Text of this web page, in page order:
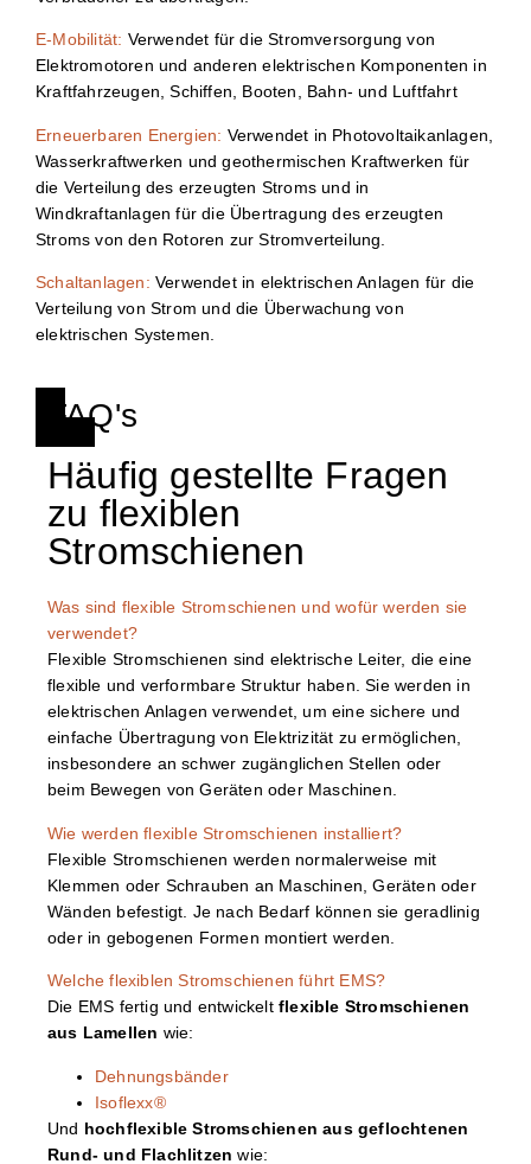
E-Mobilität: Verwendet für die Stromversorgung von
Elektromotoren und anderen elektrischen Komponenten in
Kraftfahrzeugen, Schiffen, Booten, Bahn- und Luftfahrt
Erneuerbaren Energien: Verwendet in Photovoltaikanlagen,
Wasserkraftwerken und geothermischen Kraftwerken für
die Verteilung des erzeugten Stroms und in
Windkraftanlagen für die Übertragung des erzeugten
Stroms von den Rotoren zur Stromverteilung.
Schaltanlagen: Verwendet in elektrischen Anlagen für die
Verteilung von Strom und die Überwachung von
elektrischen Systemen.
FAQ's
Häufig gestellte Fragen
zu flexiblen
Stromschienen
Was sind flexible Stromschienen und wofür werden sie
verwendet?
Flexible Stromschienen sind elektrische Leiter, die eine
flexible und verformbare Struktur haben. Sie werden in
elektrischen Anlagen verwendet, um eine sichere und
einfache Übertragung von Elektrizität zu ermöglichen,
insbesondere an schwer zugänglichen Stellen oder
beim Bewegen von Geräten oder Maschinen.
Wie werden flexible Stromschienen installiert?
Flexible Stromschienen werden normalerweise mit
Klemmen oder Schrauben an Maschinen, Geräten oder
Wänden befestigt. Je nach Bedarf können sie geradlinig
oder in gebogenen Formen montiert werden.
Welche flexiblen Stromschienen führt EMS?
Die EMS fertig und entwickelt flexible Stromschienen
aus Lamellen wie:
Dehnungsbänder
Isoflexx®
Und hochflexible Stromschienen aus geflochtenen
Rund- und Flachlitzen wie: